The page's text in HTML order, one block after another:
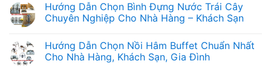
bình
luận
ở
Tròn
Đế
Gỗ
Hướng Dẫn Chọn Bình Đựng Nước Trái Cây
Chuyên Nghiệp Cho Nhà Hàng – Khách Sạn
bình
luận
ở
Hướng Dẫn Chọn Nồi Hâm Buffet Chuẩn Nhất
Cho Nhà Hàng, Khách Sạn, Gia Đình